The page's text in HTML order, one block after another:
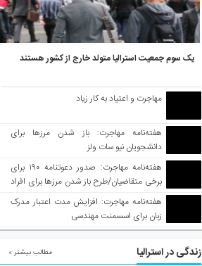
یک سوم جمعیت استرالیا متولد خارج از کشور هستند
مهاجرت و اعتیاد به کار زیاد
هفته‌نامه مهاجرت: باز شدن مرزها برای
دانشجویان نیو سات ولز
هفته‌نامه مهاجرت: صدور دعوتنامه ۱۹۰ برای
برخی متقاضیان/طرح باز شدن مرزها برای افراد
واکسینه شده
هفته‌نامه مهاجرت: افزایش مدت اعتبار مدرک
زبان برای اسسمنت مهندسی
زندگی در استرالیا مطالب بیشتر »